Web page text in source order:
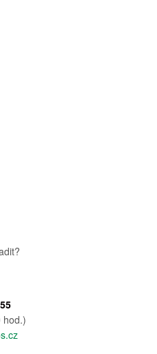
hod.)